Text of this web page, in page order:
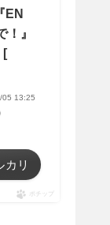
EN
！』
[
05 13:25
カリ
ポチップ